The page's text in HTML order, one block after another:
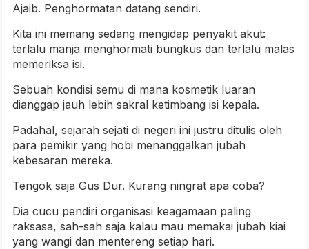
Ajaib. Penghormatan datang sendiri.
Kita ini memang sedang mengidap penyakit akut:
terlalu manja menghormati bungkus dan terlalu malas
memeriksa isi.
Sebuah kondisi semu di mana kosmetik luaran
dianggap jauh lebih sakral ketimbang isi kepala.
Padahal, sejarah sejati di negeri ini justru ditulis oleh
para pemikir yang hobi menanggalkan jubah
kebesaran mereka.
Tengok saja Gus Dur. Kurang ningrat apa coba?
Dia cucu pendiri organisasi keagamaan paling
raksasa, sah-sah saja kalau mau memakai jubah kiai
yang wangi dan mentereng setiap hari.